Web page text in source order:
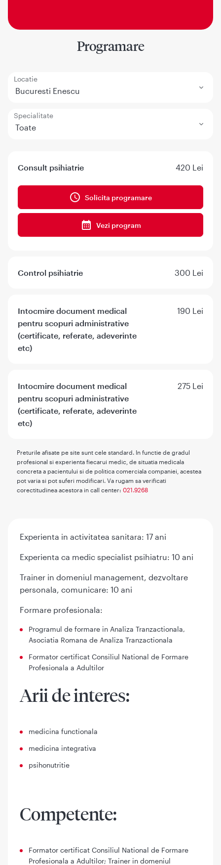
Programare
Locatie
Bucuresti Enescu
Specialitate
Toate
Consult psihiatrie 420 Lei
Solicita programare
Vezi program
Control psihiatrie 300 Lei
Intocmire document medical
pentru scopuri administrative
(certificate, referate, adeverinte
etc)
190 Lei
Intocmire document medical
pentru scopuri administrative
(certificate, referate, adeverinte
etc)
275 Lei
Preturile afisate pe site sunt cele standard. In functie de gradul
profesional si experienta fiecarui medic, de situatia medicala
concreta a pacientului si de politica comerciala companiei, acestea
pot varia si pot suferi modificari. Va rugam sa verificati
corectitudinea acestora in call center: 021.9268
Experienta in activitatea sanitara: 17 ani
Experienta ca medic specialist psihiatru: 10 ani
Trainer in domeniul management, dezvoltare
personala, comunicare: 10 ani
Formare profesionala:
Programul de formare in Analiza Tranzactionala,
Asociatia Romana de Analiza Tranzactionala
Formator certificat Consiliul National de Formare
Profesionala a Adultilor
Arii de interes:
medicina functionala
medicina integrativa
psihonutritie
Competente:
Formator certificat Consiliul National de Formare
Profesionala a Adultilor; Trainer in domeniul